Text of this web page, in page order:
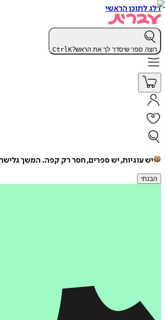
דלג לתוכן הראשי
רוצה ספר שיסדר לך את הראש? CtrlK
יש עוגיות, יש ספרים, חסר רק קפה. המשך
הבנתי